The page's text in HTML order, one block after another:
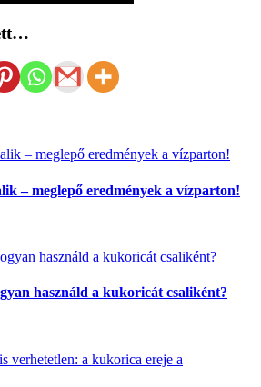
– meglepő eredmények a vízparton!
használd a kukoricát csaliként?